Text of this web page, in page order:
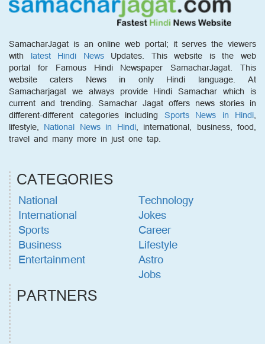
SamacharJagat is an online web portal; it serves the viewers
with latest Hindi NewsUpdates. This website is the web
portal for Famous Hindi Newspaper SamacharJagat. This
website caters News in only Hindi language. At
Samacharjagat we always provide Hindi Samachar which is
current and trending. Samachar Jagat offers news stories in
different-different categories including Sports News in Hindi,
lifestyle, National News in Hindi, international, business, food,
travel and many more in just one tap.
CATEGORIES
National
International
Sports
Business
Entertainment
Technology
Jokes
Career
Lifestyle
Astro
Jobs
PARTNERS